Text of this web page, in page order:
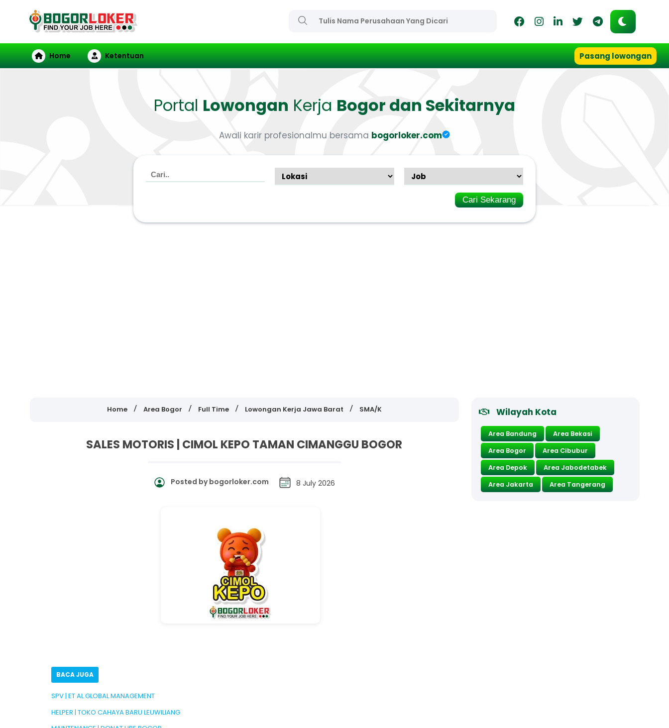
Home Ketentuan Pasang lowongan
Portal Lowongan Kerja Bogor dan Sekitarnya
Awali karir profesionalmu bersama bogorloker.com
Cari Sekarang
Home Area Bogor Full Time Lowongan Kerja Jawa Barat SMA/K
SALES MOTORIS | CIMOL KEPO TAMAN CIMANGGU BOGOR
Posted bybogorloker.com 8 July 2026
BACA JUGA
SPV | ET AL GLOBAL MANAGEMENT
HELPER | TOKO CAHAYA BARU LEUWILIANG
Wilayah Kota
Area Bandung
Area Bekasi
Area Bogor
Area Cibubur
Area Depok
Area Jabodetabek
Area Jakarta
Area Tangerang